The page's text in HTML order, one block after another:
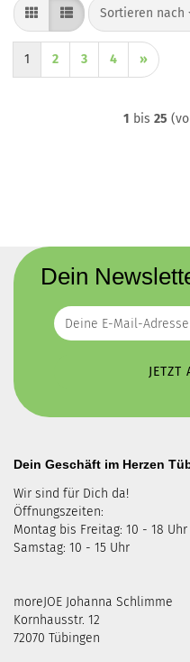
Sortieren nach
Sortieren nach
1 2 3 4 »
1 bis 25
Dein
Dein Geschäft im Herzen
Wir sind für Dich da!
Öffnungszeiten:
Montag bis Freitag: 10 - 18 Uhr
Samstag: 10 - 15 Uhr
moreJOE Johanna Schlimme
Kornhausstr. 12
72070 Tübingen